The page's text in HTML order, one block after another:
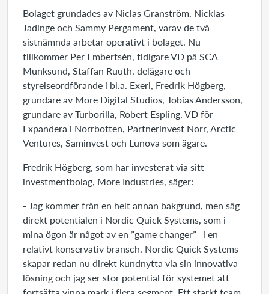
Bolaget grundades av Niclas Granström, Nicklas
Jadinge och Sammy Pergament, varav de två
sistnämnda arbetar operativt i bolaget. Nu
tillkommer Per Embertsén, tidigare VD på SCA
Munksund, Staffan Ruuth, delägare och
styrelseordförande i bl.a. Exeri, Fredrik Högberg,
grundare av More Digital Studios, Tobias Andersson,
grundare av Turborilla, Robert Espling, VD för
Expandera i Norrbotten, Partnerinvest Norr, Arctic
Ventures, Saminvest och Lunova som ägare.
Fredrik Högberg, som har investerat via sitt
investmentbolag, More Industries, säger:
- Jag kommer från en helt annan bakgrund, men såg
direkt potentialen i Nordic Quick Systems, som i
mina ögon är något av en ”game changer” _i en
relativt konservativ bransch. Nordic Quick Systems
skapar redan nu direkt kundnytta via sin innovativa
lösning och jag ser stor potential för systemet att